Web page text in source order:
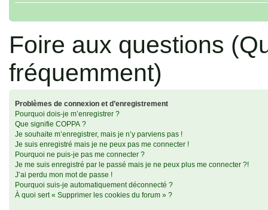
Foire aux questions
fréquemment)
Problèmes de connexion et d’enregistrement
Pourquoi dois-je m’enregistrer ?
Que signifie COPPA ?
Je souhaite m’enregistrer, mais je n’y parviens pas !
Je suis enregistré mais je ne peux pas me connecter !
Pourquoi ne puis-je pas me connecter ?
Je me suis enregistré par le passé mais je ne peux plus me connecter ?!
J’ai perdu mon mot de passe !
Pourquoi suis-je automatiquement déconnecté ?
À quoi sert « Supprimer les cookies du forum » ?